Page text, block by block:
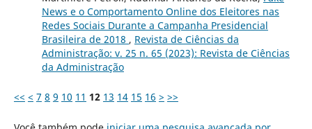
News e o Comportamento Online dos Eleitores nas
Redes Sociais Durante a Campanha Presidencial
Brasileira de 2018 , Revista de Ciências da
Administração: v. 25 n. 65 (2023): Revista de Ciências
da Administração
<< < 7 8 9 10 11 12 13 14 15 16 > >>